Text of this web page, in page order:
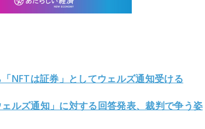
NFTは証券」としてウェルズ通知受ける
ルズ通知」に対する回答発表、裁判で争う姿